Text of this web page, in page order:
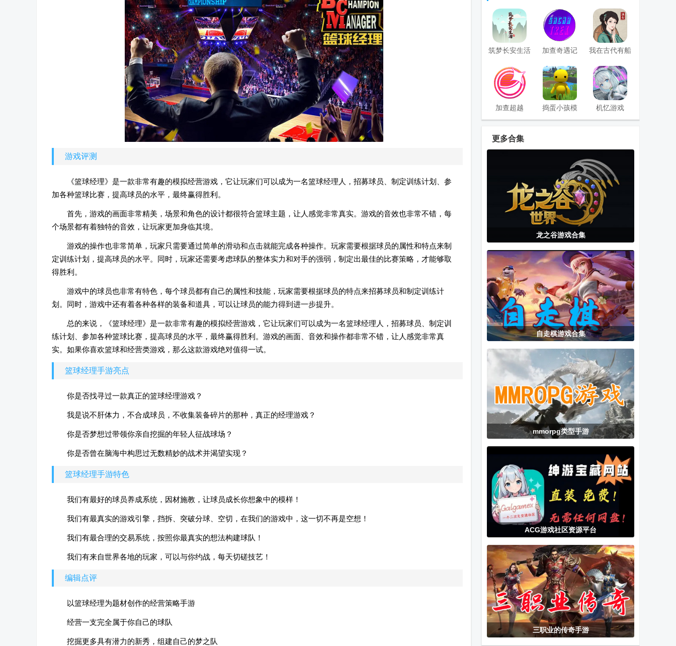
游戏评测
《篮球经理》是一款非常有趣的模拟经营游戏，它让玩家们可以成为一名篮球经理人，招募球员、制定训练计划、参
加各种篮球比赛，提高球员的水平，最终赢得胜利。
首先，游戏的画面非常精美，场景和角色的设计都很符合篮球主题，让人感觉非常真实。游戏的音效也非常不错，每
个场景都有着独特的音效，让玩家更加身临其境。
游戏的操作也非常简单，玩家只需要通过简单的滑动和点击就能完成各种操作。玩家需要根据球员的属性和特点来制
定训练计划，提高球员的水平。同时，玩家还需要考虑球队的整体实力和对手的强弱，制定出最佳的比赛策略，才能够取
得胜利。
游戏中的球员也非常有特色，每个球员都有自己的属性和技能，玩家需要根据球员的特点来招募球员和制定训练计
划。同时，游戏中还有着各种各样的装备和道具，可以让球员的能力得到进一步提升。
总的来说，《篮球经理》是一款非常有趣的模拟经营游戏，它让玩家们可以成为一名篮球经理人，招募球员、制定训
练计划、参加各种篮球比赛，提高球员的水平，最终赢得胜利。游戏的画面、音效和操作都非常不错，让人感觉非常真
实。如果你喜欢篮球和经营类游戏，那么这款游戏绝对值得一试。
篮球经理手游亮点
你是否找寻过一款真正的篮球经理游戏？
我是说不肝体力，不合成球员，不收集装备碎片的那种，真正的经理游戏？
你是否梦想过带领你亲自挖掘的年轻人征战球场？
你是否曾在脑海中构思过无数精妙的战术并渴望实现？
篮球经理手游特色
我们有最好的球员养成系统，因材施教，让球员成长你想象中的模样！
我们有最真实的游戏引擎，挡拆、突破分球、空切，在我们的游戏中，这一切不再是空想！
我们有最合理的交易系统，按照你最真实的想法构建球队！
我们有来自世界各地的玩家，可以与你约战，每天切磋技艺！
编辑点评
以篮球经理为题材创作的经营策略手游
经营一支完全属于你自己的球队
挖掘更多具有潜力的新秀，组建自己的梦之队
筑梦长安生活
游戏
加查奇遇记
Gacha Trek中
文版
我在古代有船
队1.1免广告版
加查超越
(Gacha Ultra)
捣蛋小孩模
拟.apk
机忆游戏
My virtual
baby care
game手游
小忍计划沙漠
篇(Viva
Project)直玩
版
SMAPI
Launcher启动
器
练枪模拟器中
Roblox国际版
中文内置菜单
版
GBA模拟器
(My Boy!)
轻松记牌器安
卓版官方正版
我的世界烦人
的村民6.0版本
二羊jojo版手
游下载
地平线行者
Horizon
Walker
Google
更多合集
龙之谷游戏合集
自走棋游戏合集
mmorpg类型手游
ACG游戏社区资源平台
三职业的传奇手游